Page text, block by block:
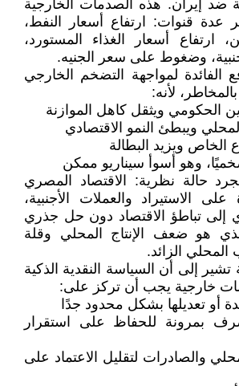
ضد إيران. هذه الصدمات الخارجية
قنوات: ارتفاع أسعار النفط،
ارتفاع أسعار الغذاء المستورد،
وضغوط على سعر الجنيه.
الفائدة لمواجهة التضخم الخارجي
لأنه:
الحكومي ويثقل كاهل الموازنة
ويبطئ النمو الاقتصادي
ويزيد البطالة
وهو أسوأ سيناريو ممكن
حالة نظرية: الاقتصاد المصري
الاستيراد والعملات الأجنبية،
إلى تباطؤ الاقتصاد دون حل جذري
هو ضعف الإنتاج المحلي وقلة
المحلي الزائد.
تشير إلى أن السياسة النقدية الذكية
خارجية يجب أن تركز على:
بمرونة للحفاظ على استقرار
والصادرات لتقليل الاعتماد على